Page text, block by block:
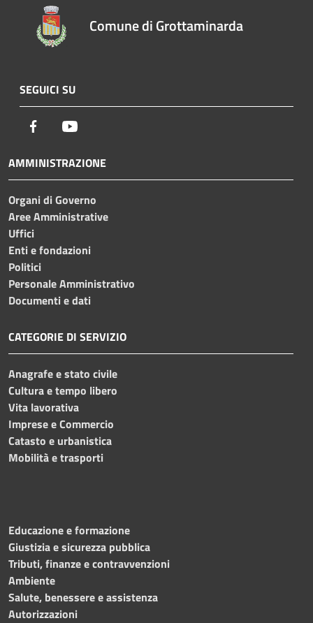
Comune di Grottaminarda
SEGUICI SU
Facebook
AMMINISTRAZIONE
Organi di Governo
Aree Amministrative
Uffici
Enti e fondazioni
Politici
Personale Amministrativo
Documenti e dati
CATEGORIE DI SERVIZIO
Anagrafe e stato civile
Cultura e tempo libero
Vita lavorativa
Imprese e Commercio
Catasto e urbanistica
Mobilità e trasporti
Educazione e formazione
Giustizia e sicurezza pubblica
Tributi, finanze e contravvenzioni
Ambiente
Salute, benessere e assistenza
Autorizzazioni